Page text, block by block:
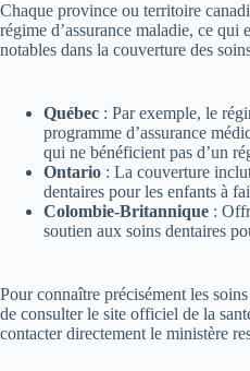
Chaque province ou territoire
régime d’assurance maladie, ce qui
notables dans la couverture des
Québec : Par exemple, le
programme d’assurance
qui ne bénéficient pas d’un
Ontario : La couverture
dentaires pour les enfants à
Colombie-Britannique :
soutien aux soins dentaires
Pour connaître précisément les
de consulter le site officiel de la
contacter directement le ministère